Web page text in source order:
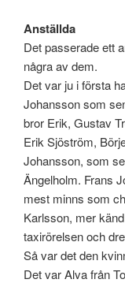
Anställda
Det passerade ett
några av dem.
Det var ju i första
Johansson som
bror Erik, Gustav
Erik Sjöström,
Johansson, som
Ängelholm. Frans
mest minns som
Karlsson, mer
taxirörelsen och
Så var det den
Det var Alva från